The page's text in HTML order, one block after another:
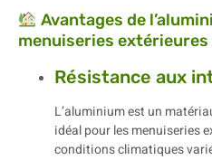
Avantages de
menuiseries extérieures
Résistance aux
L’aluminium est un
idéal pour les menuiseries
conditions climatiques